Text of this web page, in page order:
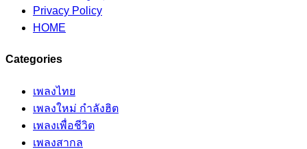
Privacy Policy
HOME
Categories
เพลงไทย
เพลงใหม่ กำลังฮิต
เพลงเพื่อชีวิต
เพลงสากล